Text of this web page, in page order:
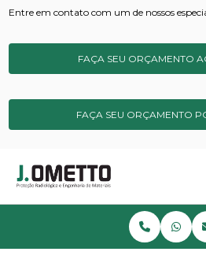
Entre em contato com um de nossos
FAÇA SEU ORÇAMENTO
FAÇA SEU ORÇAMENTO